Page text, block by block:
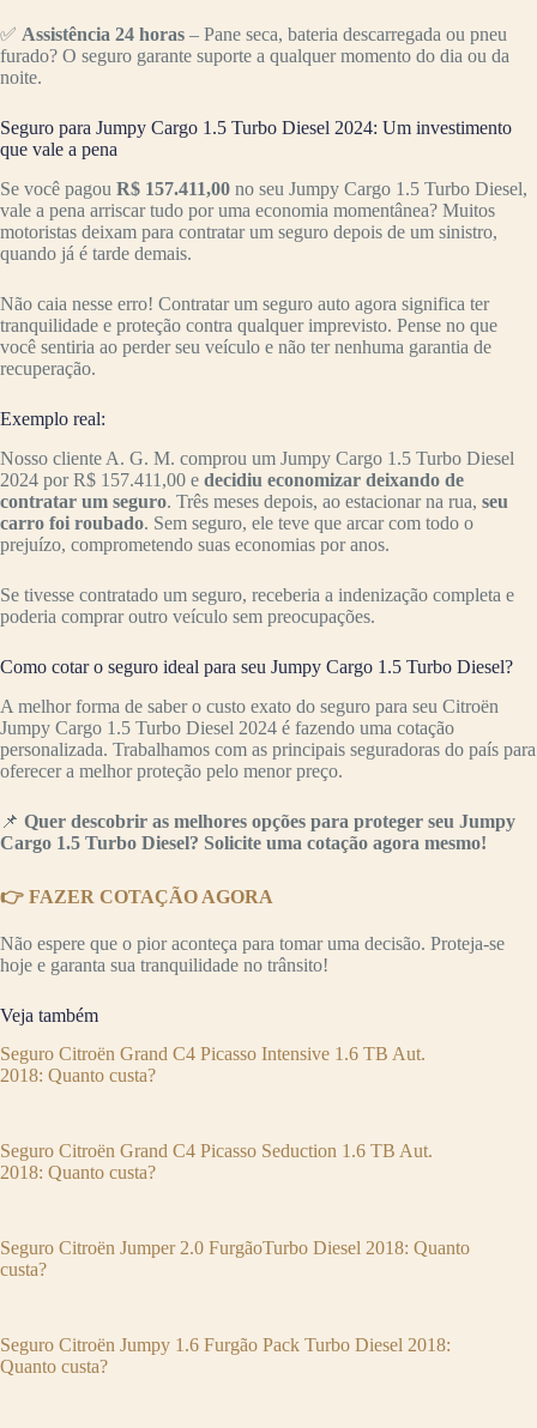
✅ Assistência 24 horas – Pane seca, bateria descarregada ou pneu
furado? O seguro garante suporte a qualquer momento do dia ou da
noite.
Seguro para Jumpy Cargo 1.5 Turbo Diesel 2024: Um investimento
que vale a pena
Se você pagou R$ 157.411,00 no seu Jumpy Cargo 1.5 Turbo Diesel,
vale a pena arriscar tudo por uma economia momentânea? Muitos
motoristas deixam para contratar um seguro depois de um sinistro,
quando já é tarde demais.
Não caia nesse erro! Contratar um seguro auto agora significa ter
tranquilidade e proteção contra qualquer imprevisto. Pense no que
você sentiria ao perder seu veículo e não ter nenhuma garantia de
recuperação.
Exemplo real:
Nosso cliente A. G. M. comprou um Jumpy Cargo 1.5 Turbo Diesel
2024 por R$ 157.411,00 e decidiu economizar deixando de
contratar um seguro. Três meses depois, ao estacionar na rua, seu
carro foi roubado. Sem seguro, ele teve que arcar com todo o
prejuízo, comprometendo suas economias por anos.
Se tivesse contratado um seguro, receberia a indenização completa e
poderia comprar outro veículo sem preocupações.
Como cotar o seguro ideal para seu Jumpy Cargo 1.5 Turbo Diesel?
A melhor forma de saber o custo exato do seguro para seu Citroën
Jumpy Cargo 1.5 Turbo Diesel 2024 é fazendo uma cotação
personalizada. Trabalhamos com as principais seguradoras do país para
oferecer a melhor proteção pelo menor preço.
📌 Quer descobrir as melhores opções para proteger seu Jumpy
Cargo 1.5 Turbo Diesel? Solicite uma cotação agora mesmo!
👉 FAZER COTAÇÃO AGORA
Não espere que o pior aconteça para tomar uma decisão. Proteja-se
hoje e garanta sua tranquilidade no trânsito!
Veja também
Seguro Citroën Grand C4 Picasso Intensive 1.6 TB Aut.
2018: Quanto custa?
Seguro Citroën Grand C4 Picasso Seduction 1.6 TB Aut.
2018: Quanto custa?
Seguro Citroën Jumper 2.0 FurgãoTurbo Diesel 2018: Quanto
custa?
Seguro Citroën Jumpy 1.6 Furgão Pack Turbo Diesel 2018:
Quanto custa?